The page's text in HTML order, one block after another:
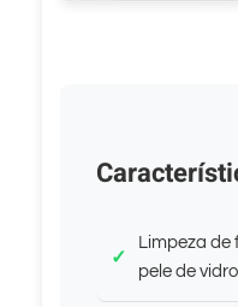
Limpeza de
pele de vidro